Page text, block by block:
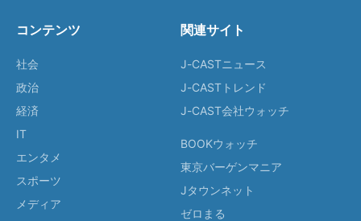
コンテンツ
社会
政治
経済
IT
エンタメ
スポーツ
メディア
関連サイト
J-CASTニュース
J-CASTトレンド
J-CAST会社ウォッチ
BOOKウォッチ
東京バーゲンマニア
Jタウンネット
ゼロまる